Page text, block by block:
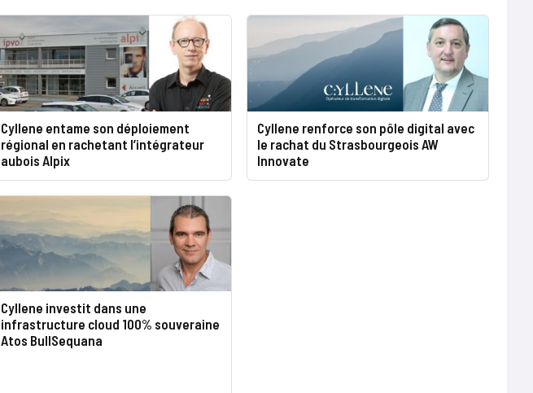
Cyllene entame son déploiement
régional en rachetant l’intégrateur
aubois Alpix
Cyllene renforce son pôle digital avec
le rachat du Strasbourgeois AW
Innovate
Cyllene investit dans une
infrastructure cloud 100% souveraine
Atos BullSequana